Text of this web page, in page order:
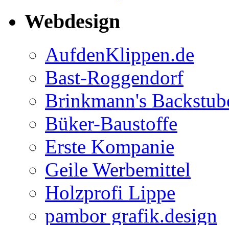
Webdesign
AufdenKlippen.de
Bast-Roggendorf
Brinkmann's
Büker-Baustoffe
Erste Kompanie
Geile Werbemittel
Holzprofi Lippe
pambor grafik.design